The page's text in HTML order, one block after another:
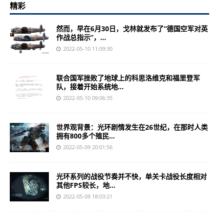
精彩
然而，早在6月30日，戈林就发布了“德国空军对英
作战总指示”，...
2022-05-10 11:09:30
联合国军挫败了地球上的科思洛维克和福里登军
队，接着开始系统地...
2022-05-10 09:06:35
世界观背景：光环剧情发生在26世纪，在那时人类
拥有800多个殖民...
2022-05-09 20:01:56
光环系列的战役节奏并不快，单关卡战役长度相对
其他FPS较长，地...
2022-05-09 18:03:21